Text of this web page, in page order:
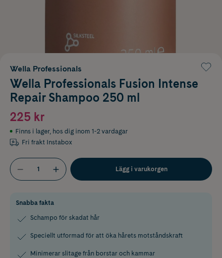
Wella Professionals
Wella Professionals Fusion Intense
Repair Shampoo 250 ml
225 kr
Finns i lager, hos dig inom 1-2 vardagar
Fri frakt Instabox
Lägg i varukorgen
Snabba fakta
Schampo för skadat hår
Speciellt utformad för att öka hårets motståndskraft
Minimerar slitage från borstar och kammar